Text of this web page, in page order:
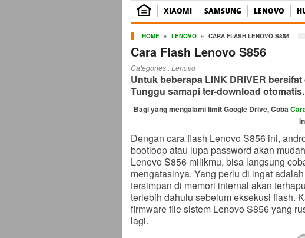
XIAOMI SAMSUNG LENOVO
HOME » LENOVO » CARA FLASH LENOVO S856
Cara Flash Lenovo S856
Categories :Lenovo
Untuk beberapa LINK DRIVER
Tunggu samapi ter-download otomatis.
Bagi yang mengalami limit Google Drive, Coba
Dengan cara flash Lenovo S856 ini,
bootloop atau lupa password akan
Lenovo S856 milikmu, bisa langsung
mengatasinya. Yang perlu di ingat
tersimpan di memori internal akan
terlebih dahulu sebelum eksekusi flash.
firmware file sistem Lenovo S856 yang
lagi.